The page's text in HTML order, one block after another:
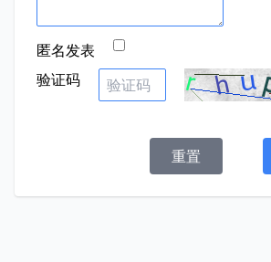
匿名发表
验证码
重置